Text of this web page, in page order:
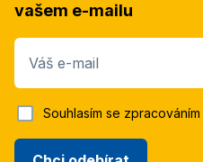
vašem e-mailu
Váš e-mail
Souhlasím se zpracováním